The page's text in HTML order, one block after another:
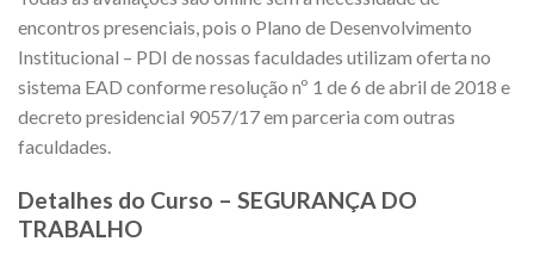
encontros presenciais, pois o Plano de Desenvolvimento
Institucional – PDI de nossas faculdades utilizam oferta no
sistema EAD conforme resolução nº 1 de 6 de abril de 2018 e
decreto presidencial 9057/17 em parceria com outras
faculdades.
Detalhes do Curso – SEGURANÇA DO
TRABALHO